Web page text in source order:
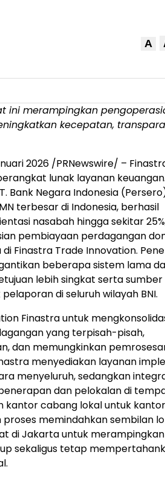
A
ini merampingkan
kecepatan,
2026 /PRNewswire/ –
lunak layanan
Bank Negara Indonesia
terbesar di Indonesia, berhasil
nasabah hingga sekitar
pembiayaan perdagangan
Finastra Trade Innovation.
beberapa sistem lama
lebih singkat serta sumber
di seluruh wilayah BNI.
Finastra untuk
yang terpisah-pisah,
dan memungkinkan
menyediakan layanan
menyeluruh, sedangkan
dan pelokalan di
kantor cabang lokal untuk
memindahkan sembilan
di Jakarta untuk merampingkan
sekaligus tetap